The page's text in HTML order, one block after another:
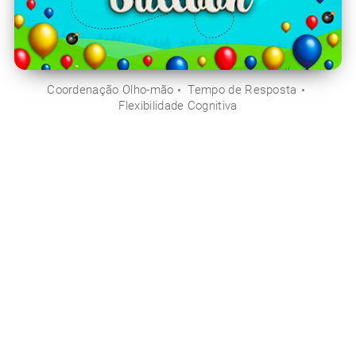
Coordenação Olho-mão
Tempo de Resposta
Flexibilidade Cognitiva